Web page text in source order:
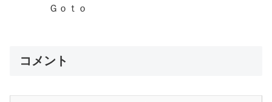
Ｇｏｔｏ
コメント